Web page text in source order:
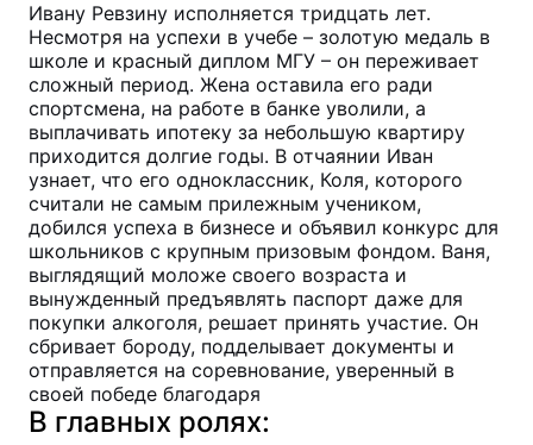
Ивану Ревзину исполняется тридцать лет.
Несмотря на успехи в учебе – золотую медаль в
школе и красный диплом МГУ – он переживает
сложный период. Жена оставила его ради
спортсмена, на работе в банке уволили, а
выплачивать ипотеку за небольшую квартиру
приходится долгие годы. В отчаянии Иван
узнает, что его одноклассник, Коля, которого
считали не самым прилежным учеником,
добился успеха в бизнесе и объявил конкурс для
школьников с крупным призовым фондом. Ваня,
выглядящий моложе своего возраста и
вынужденный предъявлять паспорт даже для
покупки алкоголя, решает принять участие. Он
сбривает бороду, подделывает документы и
отправляется на соревнование, уверенный в
своей победе благодаря
В главных ролях: